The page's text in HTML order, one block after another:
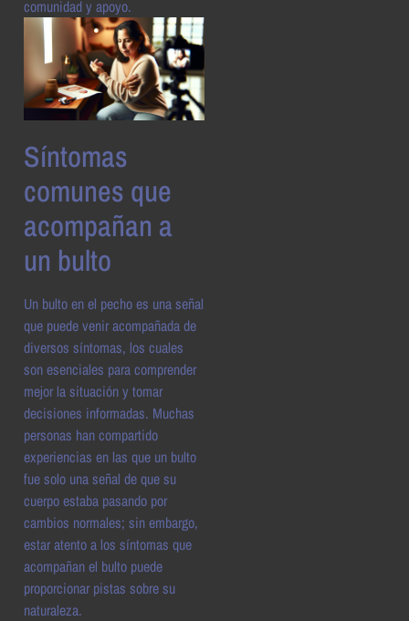
comunidad y apoyo.
Síntomas
comunes que
acompañan a
un bulto
Un bulto en el pecho es una señal
que puede venir acompañada de
diversos síntomas, los cuales
son esenciales para comprender
mejor la situación y tomar
decisiones informadas. Muchas
personas han compartido
experiencias en las que un bulto
fue solo una señal de que su
cuerpo estaba pasando por
cambios normales; sin embargo,
estar atento a los síntomas que
acompañan el bulto puede
proporcionar pistas sobre su
naturaleza.